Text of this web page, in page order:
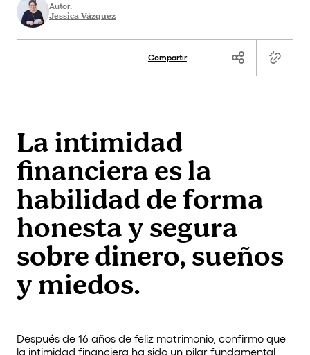
Autor:
Jessica Vázquez
Compartir
La intimidad
financiera es la
habilidad de forma
honesta y segura
sobre dinero, sueños
y miedos.
Después de 16 años de feliz matrimonio, confirmo que
la intimidad financiera ha sido un pilar fundamental